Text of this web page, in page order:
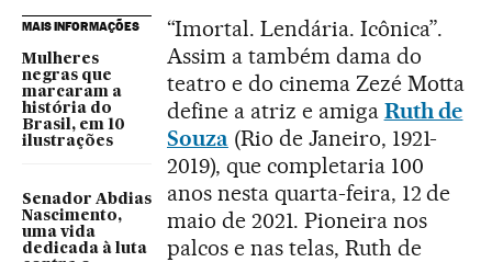
MAIS INFORMAÇÕES
Mulheres
negras que
marcaram a
história do
Brasil, em 10
ilustrações
Senador Abdias
Nascimento,
uma vida
dedicada à luta
“Imortal. Lendária. Icônica”.
Assim a também dama do
teatro e do cinema Zezé Motta
define a atriz e amiga Ruth de
Souza (Rio de Janeiro, 1921-
2019), que completaria 100
anos nesta quarta-feira, 12 de
maio de 2021. Pioneira nos
palcos e nas telas, Ruth de